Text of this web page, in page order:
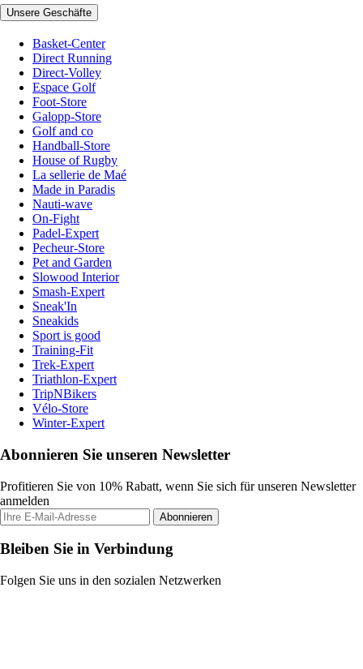
Unsere Geschäfte
Basket-Center
Direct Running
Direct-Volley
Espace Golf
Foot-Store
Galopp-Store
Golf and co
Handball-Store
House of Rugby
La sellerie de Maé
Made in Paradis
Nauti-wave
On-Fight
Padel-Expert
Pecheur-Store
Pet and Garden
Slowood Interior
Smash-Expert
Sneak'In
Sneakids
Sport is good
Training-Fit
Trek-Expert
Triathlon-Expert
TripNBikers
Vélo-Store
Winter-Expert
Abonnieren Sie unseren Newsletter
Profitieren Sie von 10% Rabatt, wenn Sie sich für unseren Newsletter
anmelden
Abonnieren
Bleiben Sie in Verbindung
Folgen Sie uns in den sozialen Netzwerken